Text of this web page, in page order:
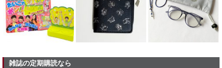
雑誌の定期購読なら